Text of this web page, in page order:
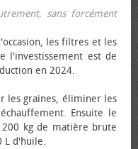
sans forcément
les filtres et les
l'investissement est de
en 2024.
les graines, éliminer les
Ensuite le
kg de matière brute
L d'huile.